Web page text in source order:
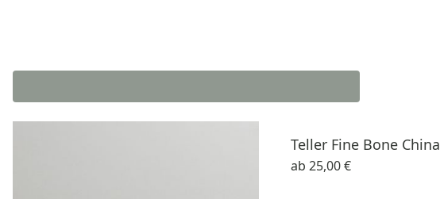
Teller Fine Bone China
ab 25,00 €